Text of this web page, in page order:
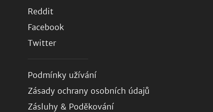
Reddit
Facebook
Twitter
Podmínky užívání
Zásady ochrany osobních údajů
Zásluhy & Poděkování